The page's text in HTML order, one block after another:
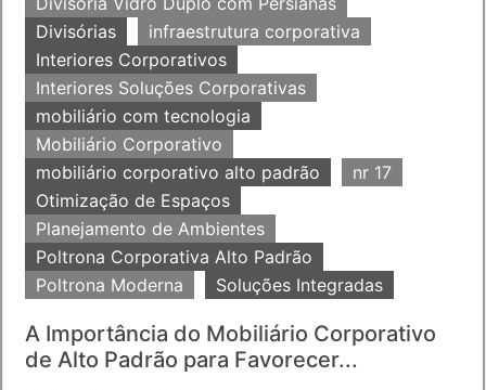
Divisórias
infraestrutura corporativa
Interiores Corporativos
Interiores Soluções Corporativas
mobiliário com tecnologia
Mobiliário Corporativo
mobiliário corporativo alto padrão
nr 17
Otimização de Espaços
Planejamento de Ambientes
Poltrona Corporativa Alto Padrão
Poltrona Moderna
Soluções Integradas
A Importância do Mobiliário Corporativo
de Alto Padrão para Favorecer...